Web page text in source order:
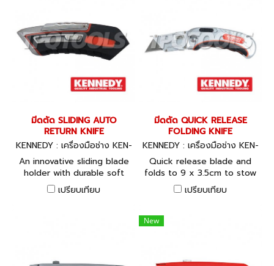
มีดตัด SLIDING AUTO
RETURN KNIFE
KENNEDY : เครื่องมือช่าง KEN-
537-1120K
An innovative sliding blade
holder with durable soft
touch composite casing.
Quick and easy to change
เปรียบเทียบ
มีดตัด QUICK RELEASE
FOLDING KNIFE
KENNEDY : เครื่องมือช่าง KEN-
537-0640K
Quick release blade and
folds to 9 x 3.5cm to stow
using the integral belt clip.
Accepts medium, heavy
เปรียบเทียบ
New